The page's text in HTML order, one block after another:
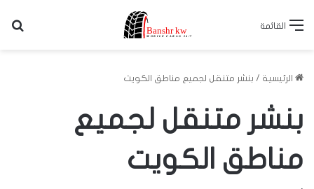
القائمة
بنشر متنقل البدع | 56676610 | خدمة 24 ساعة
بنشر متنقل بيان | 56676610 | خدمة 24 ساعة
بنشر متنقل مشرف | 56676610 | خدمة 24 ساعة
الرئيسية / بنشر متنقل لجميع مناطق الكويت
بنشر متنقل لجميع
مناطق الكويت